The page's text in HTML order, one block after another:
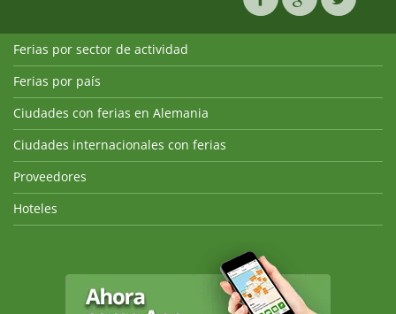
Ferias por sector de actividad
Ferias por país
Ciudades con ferias en Alemania
Ciudades internacionales con ferias
Proveedores
Hoteles